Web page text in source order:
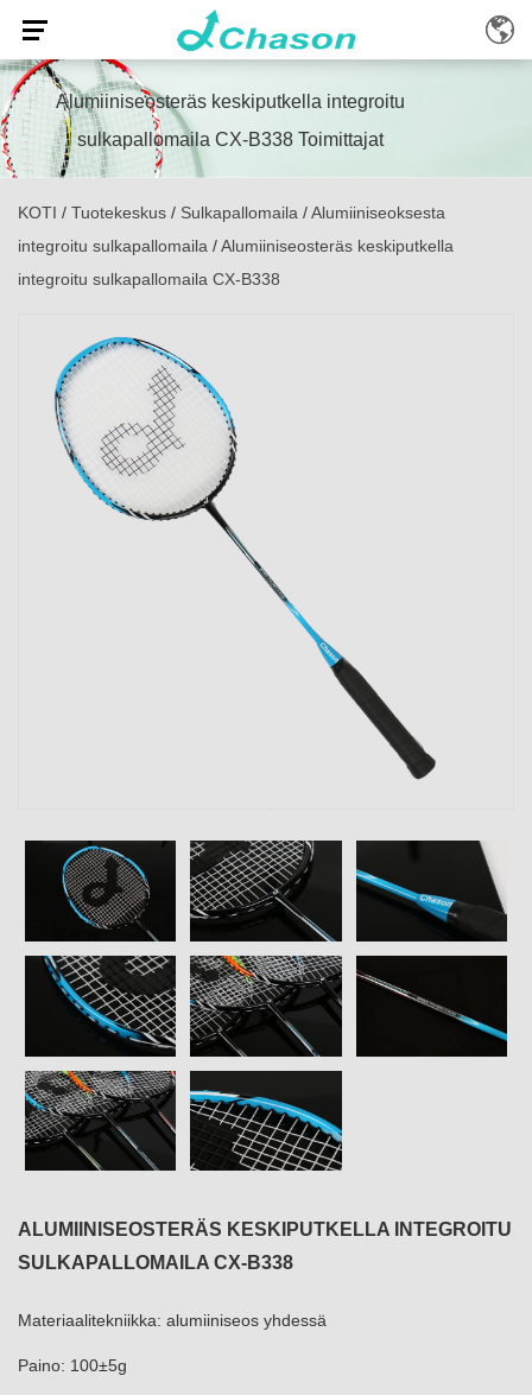
Alumiiniseosteräs keskiputkella integroitu
sulkapallomaila CX-B338 Toimittajat
KOTI / Tuotekeskus / Sulkapallomaila /Alumiiniseoksesta
integroitu sulkapallomaila /Alumiiniseosteräs keskiputkella
integroitu sulkapallomaila CX-B338
ALUMIINISEOSTERÄS KESKIPUTKELLA INTEGROITU
SULKAPALLOMAILA CX-B338
Materiaalitekniikka: alumiiniseos yhdessä
Paino: 100±5g